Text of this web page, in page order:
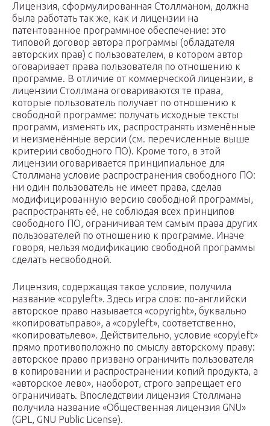
Лицензия, сформулированная Столлманом, должна
была работать так же, как и лицензии на
патентованное программное обеспечение: это
типовой договор автора программы (обладателя
авторских прав) с пользователем, в котором автор
оговаривает права пользователя по отношению к
программе. В отличие от коммерческой лицензии, в
лицензии Столлмана оговариваются те права,
которые пользователь получает по отношению к
свободной программе: получать исходные тексты
программ, изменять их, распространять изменённые
и неизменённые версии (см. перечисленные выше
критерии свободного ПО). Кроме того, в этой
лицензии оговаривается принципиальное для
Столлмана условие распространения свободного ПО:
ни один пользователь не имеет права, сделав
модифицированную версию свободной программы,
распространять её, не соблюдая всех принципов
свободного ПО, ограничивая тем самым права других
пользователей по отношению к программе. Иначе
говоря, нельзя модификацию свободной программы
сделать несвободной.
Лицензия, содержащая такое условие, получила
название «copyleft». Здесь игра слов: по-английски
авторское право называется «copyright», буквально
«копироватьправо», а «copyleft», соответственно,
«копироватьлево». Действительно, условие «copyleft»
прямо противоположно по смыслу авторскому праву:
авторское право призвано ограничить пользователя
в копировании и распространении копий продукта, а
«авторское лево», наоборот, строго запрещает его
ограничивать. Впоследствии лицензия Столлмана
получила название «Общественная лицензия GNU»
(GPL, GNU Public License).